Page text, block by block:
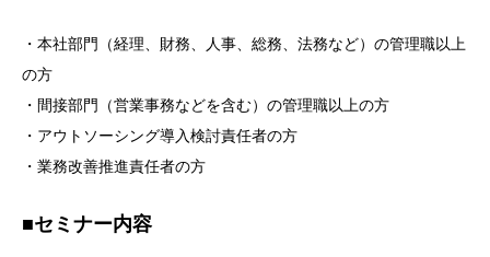
・本社部門（経理、財務、人事、総務、法務など）の管理職以上
の方
・間接部門（営業事務などを含む）の管理職以上の方
・アウトソーシング導入検討責任者の方
・業務改善推進責任者の方
■セミナー内容